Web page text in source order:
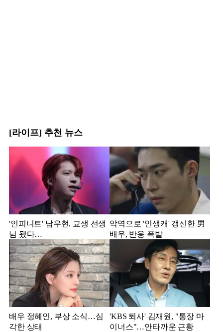
[라이프] 추천 뉴스
'인피니트' 남우현, 교생 선생
님 됐다…
악역으로 '인생캐' 갱신한 男
배우, 반응 폭발
배우 정혜인, 부상 소식…심
각한 상태
'KBS 퇴사' 김재원, "통장 마
이너스"…안타까운 근황